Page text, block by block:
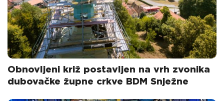
Obnovljeni križ postavljen na vrh zvonika
dubovačke župne crkve BDM Snježne